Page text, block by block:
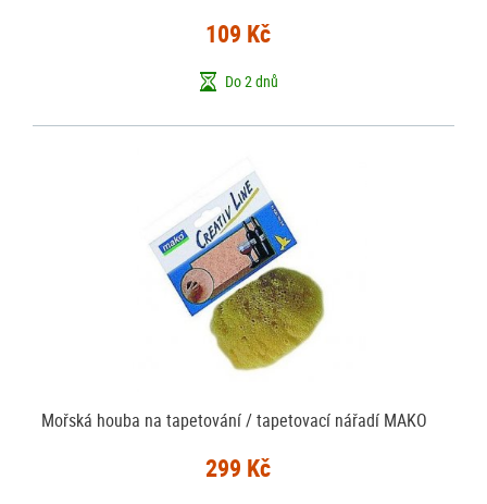
109 Kč
Do 2 dnů
Mořská houba na tapetování / tapetovací nářadí MAKO
299 Kč